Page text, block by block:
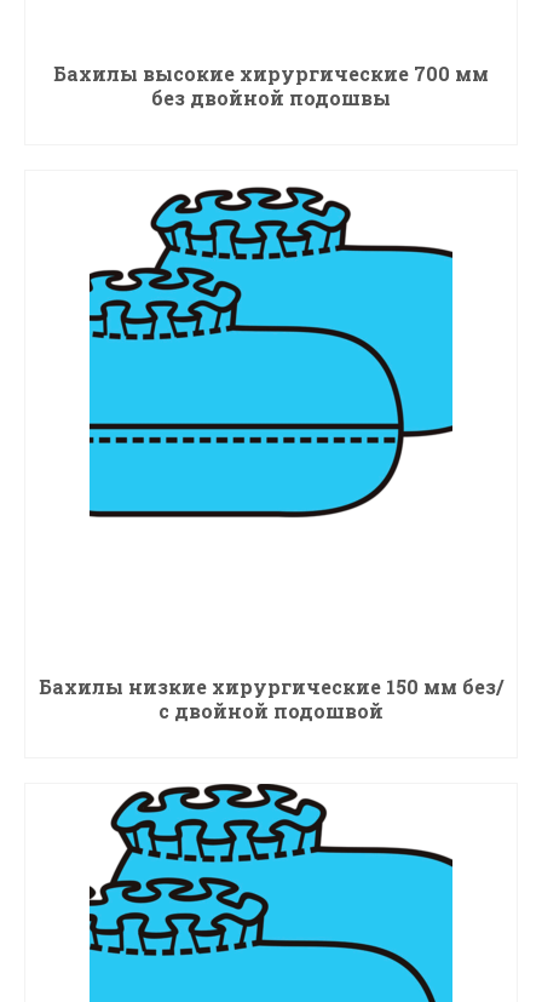
Бахилы высокие хирургические 700 мм
без двойной подошвы
Бахилы низкие хирургические 150 мм без/
с двойной подошвой